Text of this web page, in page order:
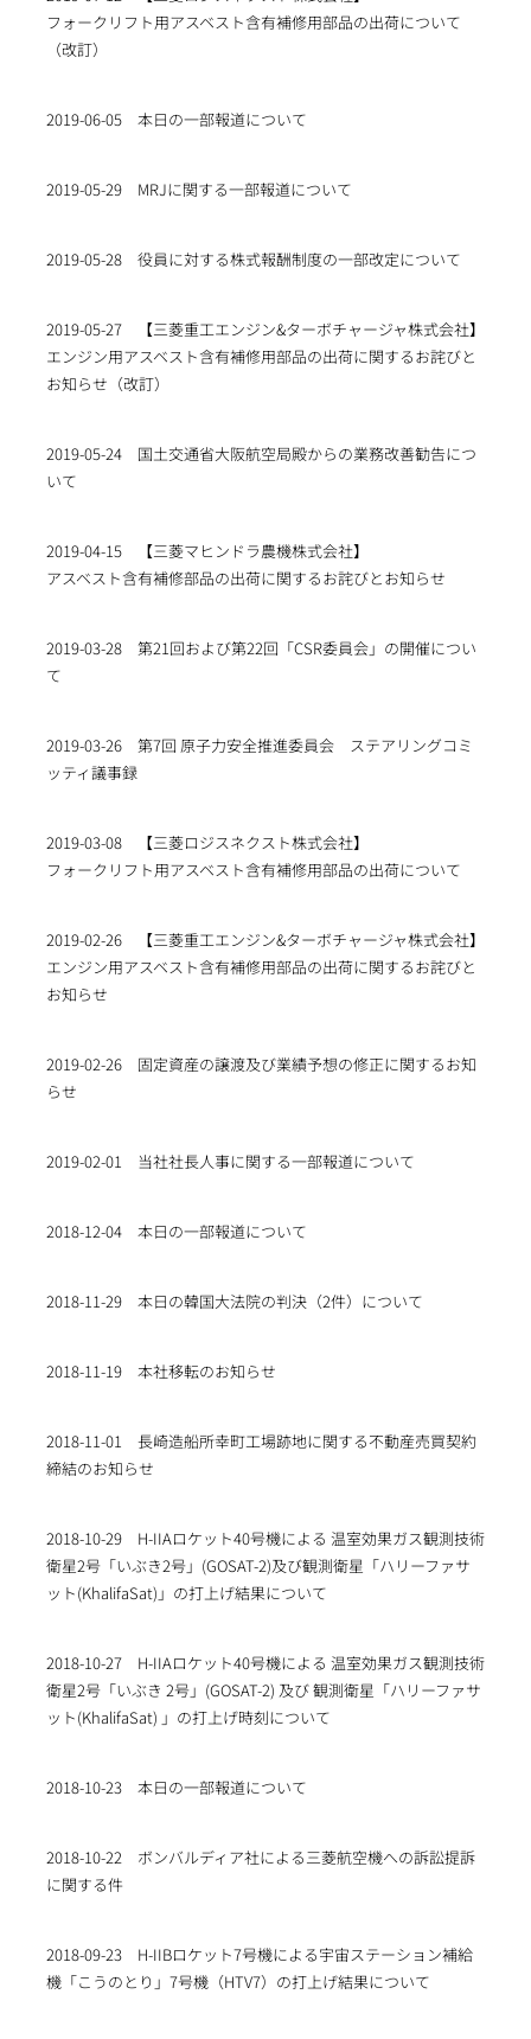
フォークリフト用アスベスト含有補修用部品の出荷について
（改訂）
2019-06-05 本日の一部報道について
2019-05-29 MRJに関する一部報道について
2019-05-28 役員に対する株式報酬制度の一部改定について
2019-05-27
【三菱重工エンジン&ターボチャージャ株式会社】
エンジン用アスベスト含有補修用部品の出荷に関するお詫びと
お知らせ（改訂）
2019-05-24
国土交通省大阪航空局殿からの業務改善勧告につ
いて
2019-04-15
【三菱マヒンドラ農機株式会社】
アスベスト含有補修部品の出荷に関するお詫びとお知らせ
2019-03-28
第21回および第22回「CSR委員会」の開催につい
て
2019-03-26
第7回 原子力安全推進委員会 ステアリングコミ
ッティ議事録
2019-03-08
【三菱ロジスネクスト株式会社】
フォークリフト用アスベスト含有補修用部品の出荷について
2019-02-26
【三菱重工エンジン&ターボチャージャ株式会社】
エンジン用アスベスト含有補修用部品の出荷に関するお詫びと
お知らせ
2019-02-26
固定資産の譲渡及び業績予想の修正に関するお知
らせ
2019-02-01 当社社長人事に関する一部報道について
2018-12-04 本日の一部報道について
2018-11-29 本日の韓国大法院の判決（2件）について
2018-11-19 本社移転のお知らせ
2018-11-01
長崎造船所幸町工場跡地に関する不動産売買契約
締結のお知らせ
2018-10-29
H-IIAロケット40号機による 温室効果ガス観測技術
衛星2号「いぶき2号」(GOSAT-2)及び観測衛星「ハリーファサ
ット(KhalifaSat)」の打上げ結果について
2018-10-27
H-IIAロケット40号機による 温室効果ガス観測技術
衛星2号「いぶき 2号」(GOSAT-2) 及び 観測衛星「ハリーファサ
ット(KhalifaSat) 」の打上げ時刻について
2018-10-23 本日の一部報道について
2018-10-22
ボンバルディア社による三菱航空機への訴訟提訴
に関する件
2018-09-23
H-IIBロケット7号機による宇宙ステーション補給
機「こうのとり」7号機（HTV7）の打上げ結果について